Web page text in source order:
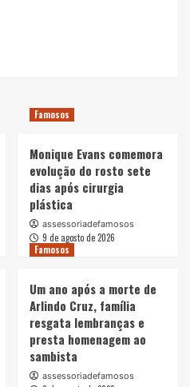
Famosos
Monique Evans comemora
evolução do rosto sete
dias após cirurgia
plástica
assessoriadefamosos
9 de agosto de 2026
Famosos
Um ano após a morte de
Arlindo Cruz, família
resgata lembranças e
presta homenagem ao
sambista
assessoriadefamosos